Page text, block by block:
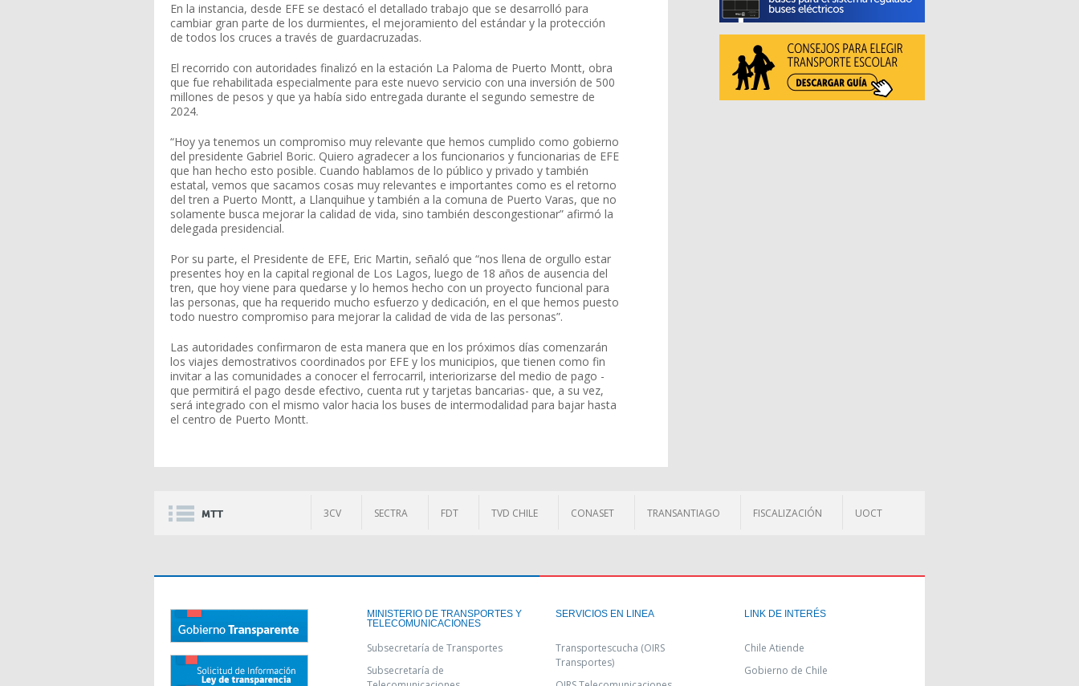
En la instancia, desde EFE se destacó el detallado trabajo que se desarrolló para
cambiar gran parte de los durmientes, el mejoramiento del estándar y la protección
de todos los cruces a través de guardacruzadas.
El recorrido con autoridades finalizó en la estación La Paloma de Puerto Montt, obra
que fue rehabilitada especialmente para este nuevo servicio con una inversión de 500
millones de pesos y que ya había sido entregada durante el segundo semestre de
2024.
“Hoy ya tenemos un compromiso muy relevante que hemos cumplido como gobierno
del presidente Gabriel Boric. Quiero agradecer a los funcionarios y funcionarias de EFE
que han hecho esto posible. Cuando hablamos de lo público y privado y también
estatal, vemos que sacamos cosas muy relevantes e importantes como es el retorno
del tren a Puerto Montt, a Llanquihue y también a la comuna de Puerto Varas, que no
solamente busca mejorar la calidad de vida, sino también descongestionar” afirmó la
delegada presidencial.
Por su parte, el Presidente de EFE, Eric Martin, señaló que “nos llena de orgullo estar
presentes hoy en la capital regional de Los Lagos, luego de 18 años de ausencia del
tren, que hoy viene para quedarse y lo hemos hecho con un proyecto funcional para
las personas, que ha requerido mucho esfuerzo y dedicación, en el que hemos puesto
todo nuestro compromiso para mejorar la calidad de vida de las personas”.
Las autoridades confirmaron de esta manera que en los próximos días comenzarán
los viajes demostrativos coordinados por EFE y los municipios, que tienen como fin
invitar a las comunidades a conocer el ferrocarril, interiorizarse del medio de pago -
que permitirá el pago desde efectivo, cuenta rut y tarjetas bancarias- que, a su vez,
será integrado con el mismo valor hacia los buses de intermodalidad para bajar hasta
el centro de Puerto Montt.
3CV SECTRA FDT TVD CHILE CONASET TRANSANTIAGO FISCALIZACIÓN UOCT
MINISTERIO DE TRANSPORTES Y
TELECOMUNICACIONES
Subsecretaría de Transportes
Subsecretaría de
SERVICIOS EN LINEA
Transportescucha (OIRS
Transportes)
LINK DE INTERÉS
Chile Atiende
Gobierno de Chile